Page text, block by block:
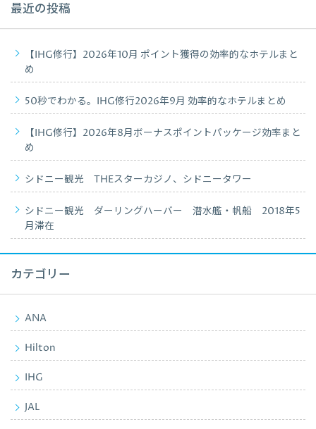
最近の投稿
【IHG修行】2026年10月 ポイント獲得の効率的なホテルまと
め
50秒でわかる。IHG修行2026年9月 効率的なホテルまとめ
【IHG修行】2026年8月ボーナスポイントパッケージ効率まと
め
シドニー観光 THEスターカジノ、シドニータワー
シドニー観光 ダーリングハーバー 潜水艦・帆船 2018年5
月滞在
カテゴリー
ANA
Hilton
IHG
JAL